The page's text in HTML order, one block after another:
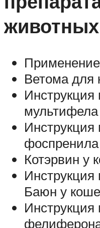
животных
Ветома для
Котэрвин у
Баюн у